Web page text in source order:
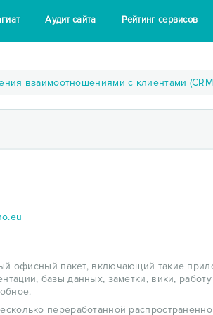
Аудит сайта Рейтинг сервисов
взаимоотношениями с клиентами
офисный пакет, включающий такие
базы данных, заметки, вики,
переработанной